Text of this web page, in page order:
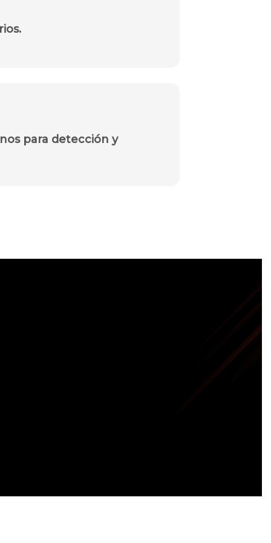
para detección y